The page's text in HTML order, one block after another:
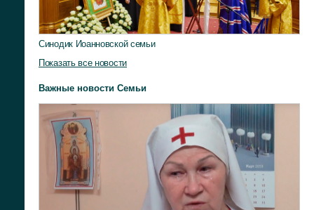
Синодик Иоанновской семьи
Показать все новости
Важные новости Семьи